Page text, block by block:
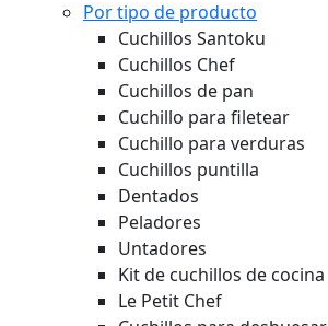
Por tipo de producto
Cuchillos Santoku
Cuchillos Chef
Cuchillos de pan
Cuchillo para filetear
Cuchillo para verduras
Cuchillos puntilla
Dentados
Peladores
Untadores
Kit de cuchillos de cocina
Le Petit Chef